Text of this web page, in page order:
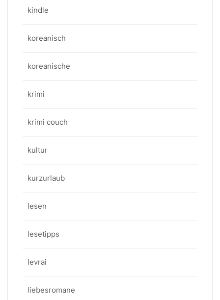
kindle
koreanisch
koreanische
krimi
krimi couch
kultur
kurzurlaub
lesen
lesetipps
levrai
liebesromane